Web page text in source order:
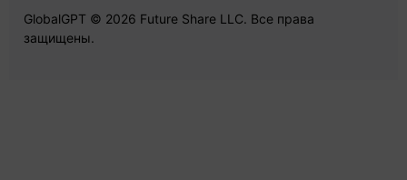
GlobalGPT © 2026 Future Share LLC. Все права
защищены.